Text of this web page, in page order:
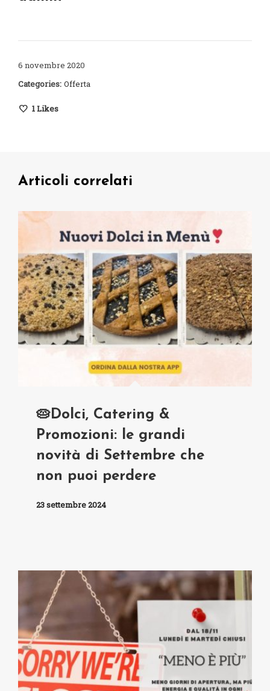
6 novembre 2020
Categories: Offerta
1Likes
Articoli correlati
🥧Dolci, Catering &
Promozioni: le grandi
novità di Settembre che
non puoi perdere
23 settembre 2024